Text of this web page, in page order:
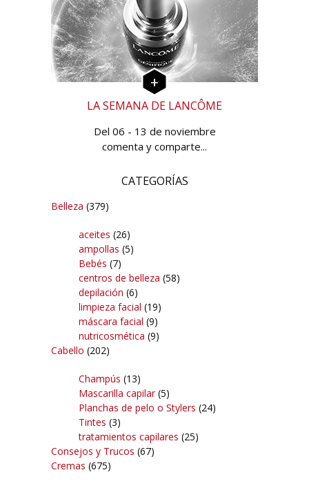
LA SEMANA DE LANCÔME
Del 06 - 13 de noviembre
comenta y comparte...
CATEGORÍAS
Belleza (379)
aceites (26)
ampollas (5)
Bebés (7)
centros de belleza (58)
depilación (6)
limpieza facial (19)
máscara facial (9)
nutricosmética (9)
Cabello (202)
Champús (13)
Mascarilla capilar(5)
Planchas de pelo o Stylers (24)
Tintes (3)
tratamientos capilares (25)
Consejos y Trucos (67)
Cremas (675)